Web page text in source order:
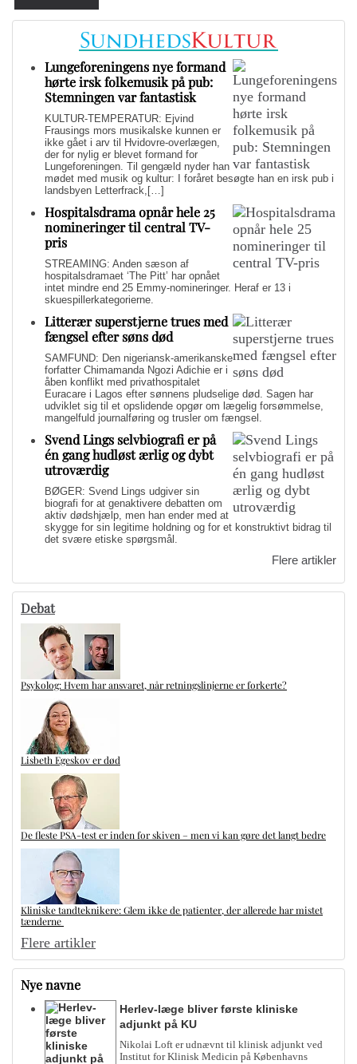
Lungeforeningens nye formand
hørte irsk folkemusik på pub:
Stemningen var fantastisk
KULTUR-TEMPERATUR: Ejvind
Frausings mors musikalske kunnen er
ikke gået i arv til Hvidovre-overlægen,
der for nylig er blevet formand for
Lungeforeningen. Til gengæld nyder han
mødet med musik og kultur: I foråret besøgte han en irsk pub i
landsbyen Letterfrack,[…]
Hospitalsdrama opnår hele 25
nomineringer til central TV-
pris
STREAMING: Anden sæson af
hospitalsdramaet ‘The Pitt’ har opnået
intet mindre end 25 Emmy-nomineringer. Heraf er 13 i
skuespillerkategorierne.
Litterær superstjerne trues med
fængsel efter søns død
SAMFUND: Den nigeriansk-amerikanske
forfatter Chimamanda Ngozi Adichie er i
åben konflikt med privathospitalet
Euracare i Lagos efter sønnens pludselige død. Sagen har
udviklet sig til et opslidende opgør om lægelig forsømmelse,
mangelfuld journalføring og trusler om fængsel.
Svend Lings selvbiografi er på
én gang hudløst ærlig og dybt
utroværdig
BØGER: Svend Lings udgiver sin
biografi for at genaktivere debatten om
aktiv dødshjælp, men han ender med at
skygge for sin legitime holdning og for et konstruktivt bidrag til
det svære etiske spørgsmål.
Flere artikler
Debat
Psykolog: Hvem har ansvaret, når retningslinjerne er forkerte?
Lisbeth Egeskov er død
De fleste PSA-test er inden for skiven – men vi kan gøre det langt bedre
Kliniske tandteknikere: Glem ikke de patienter, der allerede har mistet
tænderne
Flere artikler
Nye navne
Herlev-læge bliver første kliniske
adjunkt på KU
Nikolai Loft er udnævnt til klinisk adjunkt ved
Institut for Klinisk Medicin på Københavns